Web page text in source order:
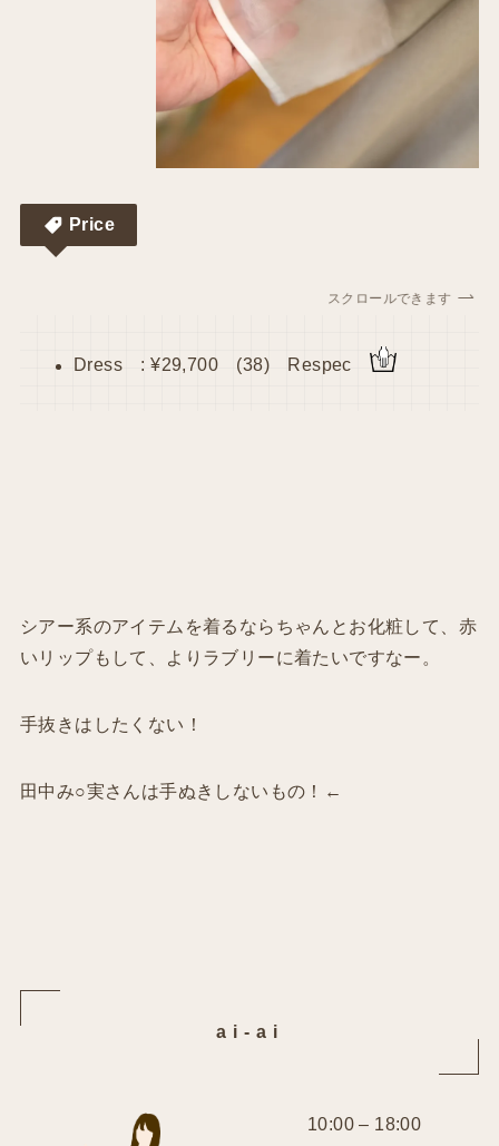
Price
スクロールできます
Dress : ¥29,700 (38) Respec
シアー系のアイテムを着るならちゃんとお化粧して、赤
いリップもして、よりラブリーに着たいですなー。
手抜きはしたくない！
田中み○実さんは手ぬきしないもの！←
ai-ai
10:00 – 18:00